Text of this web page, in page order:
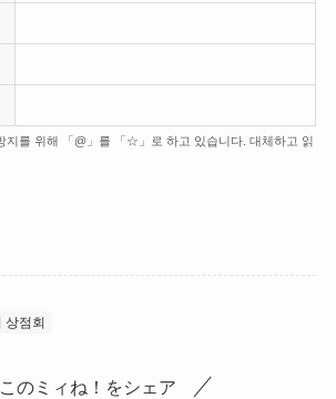
를 위해 「@」를 「☆」로 하고 있습니다. 대체하고 읽
상점회
このミィね！をシェア